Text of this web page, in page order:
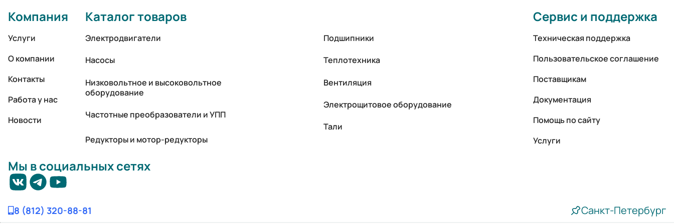
Компания
Услуги
О компании
Контакты
Работа у нас
Новости
Каталог товаров
Электродвигатели
Насосы
Низковольтное и высоковольтное
оборудование
Частотные преобразователи и УПП
Редукторы и мотор-редукторы
Подшипники
Теплотехника
Вентиляция
Электрощитовое оборудование
Тали
Сервис и поддержка
Техническая поддержка
Пользовательское соглашение
Поставщикам
Документация
Помощь по сайту
Услуги
Мы в социальных сетях
8 (812) 320-88-81 Санкт-Петербург